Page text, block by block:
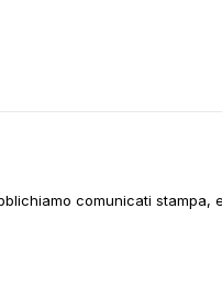
comunicati stampa,